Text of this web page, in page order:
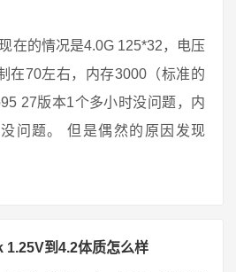
在的情况是4.0G 125*32，电压
在70左右，内存3000（标准的
27版本1个多小时没问题，内
问题。 但是偶然的原因发现
1.25V到4.2体质怎么样